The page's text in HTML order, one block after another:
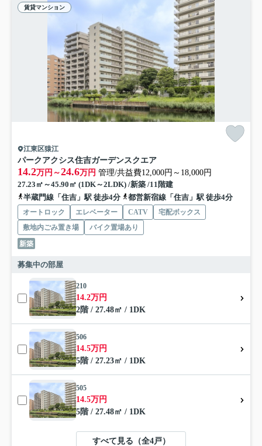
賃貸マンション
江東区猿江
パークアクシス住吉ガーデンスクエア
14.2万円～24.6万円 管理/共益費12,000円～18,000円
27.23㎡～45.90㎡ (1DK～2LDK) /新築 /11階建
半蔵門線「住吉」駅 徒歩4分
都営新宿線「住吉」駅 徒歩4分
オートロック エレベーター CATV
宅配ボックス
敷地内ごみ置き場
バイク置場あり
新築
募集中の部屋
210
14.2万円
2階 / 27.48㎡ / 1DK
506
14.5万円
5階 / 27.23㎡ / 1DK
505
14.5万円
5階 / 27.48㎡ / 1DK
すべて見る（全4戸）